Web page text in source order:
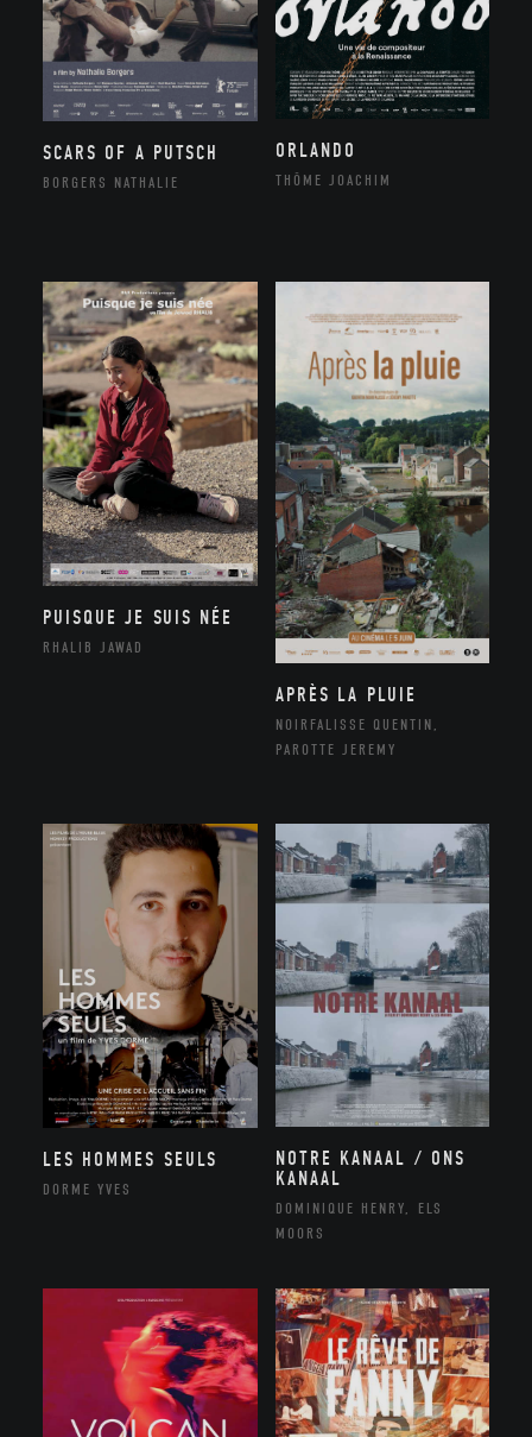
SCARS OF A PUTSCH
BORGERS NATHALIE
ORLANDO
THÔME JOACHIM
PUISQUE JE SUIS NÉE
RHALIB JAWAD
APRÈS LA PLUIE
NOIRFALISSE QUENTIN,
PAROTTE JEREMY
LES HOMMES SEULS
DORME YVES
NOTRE KANAAL / ONS
KANAAL
DOMINIQUE HENRY, ELS
MOORS